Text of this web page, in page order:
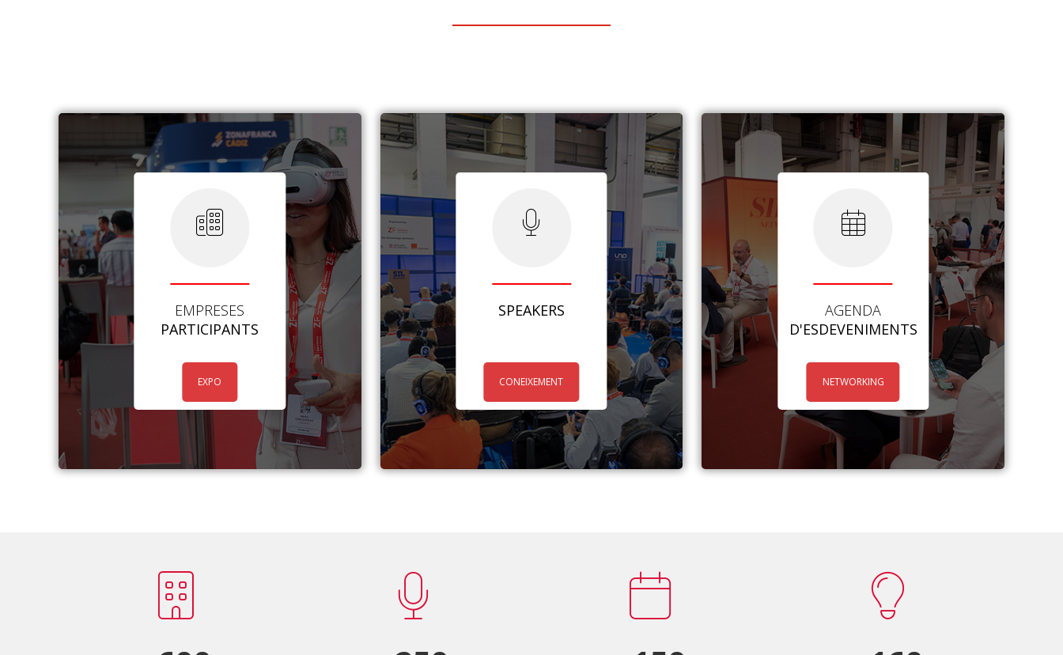
EMPRESES
PARTICIPANTS
EXPO
SPEAKERS
CONEIXEMENT
AGENDA
D'ESDEVENIMENTS
NETWORKING